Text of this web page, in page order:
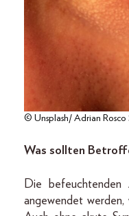
© Unsplash/ Adrian Rosco
Was sollten
Die befeuchtenden
angewendet werden,